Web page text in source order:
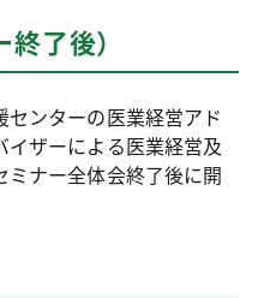
了後）
ンターの医業経営アド
ザーによる医業経営及
ナー全体会終了後に開